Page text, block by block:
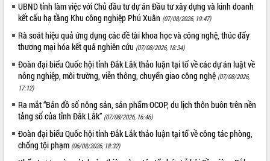
Phó Chủ tịch UBND tỉnh Đắk Lắk
Trương Công Thái kiểm tra thực địa
Dự án cao tốc Khánh Hòa - Buôn Ma
Thuột
Định vị cà phê Việt Nam như một “di
sản sống” trong dòng chảy toàn cầu
Xây dựng nông thôn mới: Nâng cao đời
sống người dân từ những mô hình thiết
thực
nhanh tiến độ các dự án trọng điểm
trong Khu kinh tế Nam Phú Yên
UBND tỉnh làm việc với Chủ đầu tư dự án Đầu tư xây dựng và kinh doanh
kết cấu hạ tầng Khu công nghiệp Phú Xuân (07/08/2026, 19:47)
Rà soát hiệu quả ứng dụng các đề tài khoa học và công nghệ, thúc đẩy
thương mại hóa kết quả nghiên cứu (07/08/2026, 18:34)
Đoàn đại biểu Quốc hội tỉnh Đắk Lắk thảo luận tại tổ về các dự án luật về
nông nghiệp, môi trường, viễn thông, chuyển giao công nghệ (07/08/2026,
17:12)
Ra mắt “Bản đồ số nông sản, sản phẩm OCOP, du lịch thôn buôn trên nền
tảng số của tỉnh Đắk Lắk” (07/08/2026, 16:46)
Đoàn đại biểu Quốc hội tỉnh Đắk Lắk thảo luận tại tổ về công tác phòng,
chống tội phạm (06/08/2026, 18:32)